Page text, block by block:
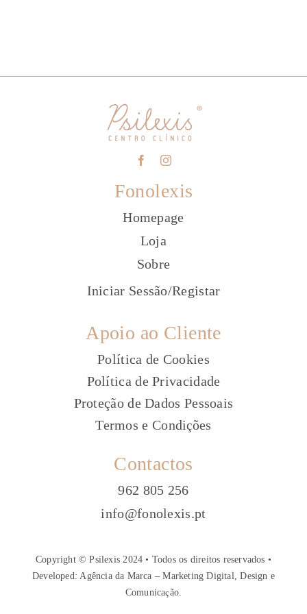
Fonolexis
Homepage
Loja
Sobre
Iniciar Sessão/Registar
Apoio ao Cliente
Política de Cookies
Política de Privacidade
Proteção de Dados Pessoais
Termos e Condições
Contactos
962 805 256
info@fonolexis.pt
Copyright © Psilexis 2024 • Todos os direitos reservados •
Developed:Agência da Marca – Marketing Digital, Design e
Comunicação.